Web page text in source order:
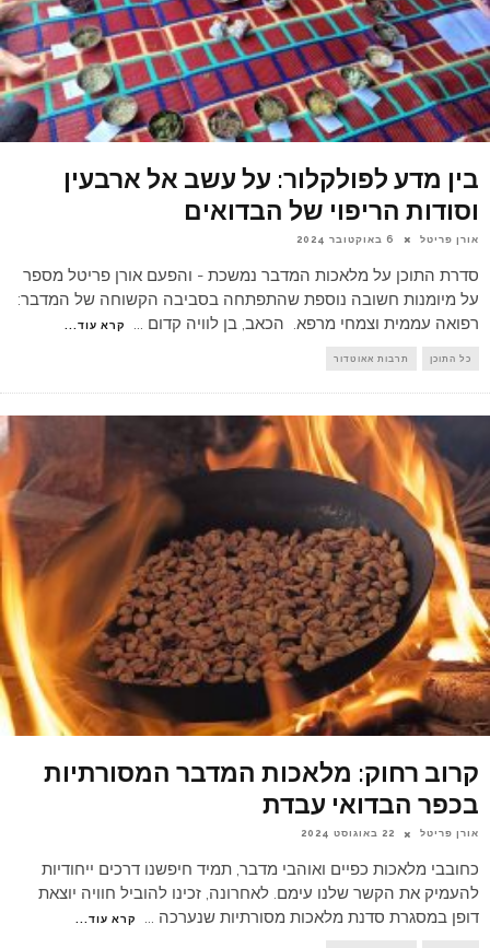
בין מדע לפולקלור: על עשב אל ארבעין
וסודות הריפוי של הבדואים
אורן פריטל 6 באוקטובר 2024
סדרת התוכן על מלאכות המדבר נמשכת - והפעם אורן פריטל מספר
על מיומנות חשובה נוספת שהתפתחה בסביבה הקשוחה של המדבר:
רפואה עממית וצמחי מרפא. הכאב, בן לוויה קדום ... קרא עוד...
כל התוכן תרבות אאוטדור
קרוב רחוק: מלאכות המדבר המסורתיות
בכפר הבדואי עבדת
אורן פריטל 22 באוגוסט 2024
כחובבי מלאכות כפיים ואוהבי מדבר, תמיד חיפשנו דרכים ייחודיות
להעמיק את הקשר שלנו עימם. לאחרונה, זכינו להוביל חוויה יוצאת
דופן במסגרת סדנת מלאכות מסורתיות שנערכה ... קרא עוד...